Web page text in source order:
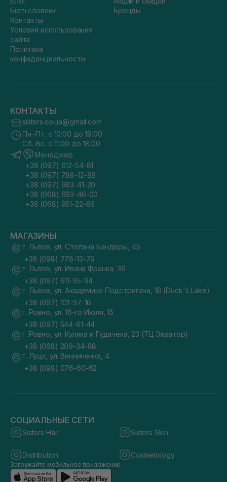
Бюті словник
Контакты
Условия использования
сайта
Политика
конфиденциальности
Бренды
КОНТАКТЫ
sisters.co.ua@gmail.com
Пн.-Пт. с 10:00 до 19:00
Сб.-Вс. с 11:00 до 18:00
Менеджер
+38 (097) 612-54-81
+38 (097) 788-12-88
+38 (097) 983-41-20
+38 (068) 693-46-00
+38 (068) 951-22-86
МАГАЗИНЫ
г. Львов, ул. Степана Бандеры, 45
+38 (098) 778-13-79
г. Львов, ул. Ивана Франка, 36
+38 (097) 611-95-94
г. Львов, ул. Академика Подстригача, 1В (Duck's Lake)
+38 (097) 101-97-16
г. Ровно, ул. 16-го Июля, 15
+38 (097) 544-61-44
г. Ровно, ул. Кулика и Гудачека, 23 (ТЦ Экватор)
+38 (068) 209-34-88
г. Луцк, ул. Винниченка, 4
+38 (098) 076-60-62
СОЦИАЛЬНЫЕ СЕТИ
Sisters Hair Sisters Skin
Distribution Cosmetology
Загружайте мобильное приложение